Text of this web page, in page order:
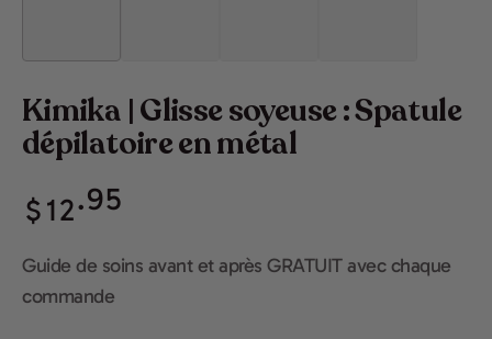
Kimika | Glisse soyeuse : Spatule
dépilatoire en métal
normal
$12.95
Guide de soins avant et après GRATUIT avec chaque
commande